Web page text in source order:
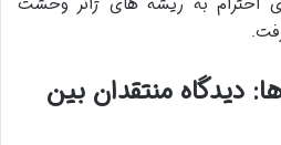
دیدگاه منتقدان بین